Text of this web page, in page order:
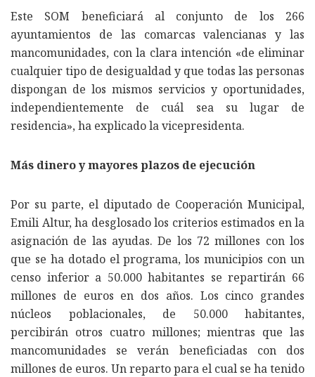
Este SOM beneficiará al conjunto de los 266
ayuntamientos de las comarcas valencianas y las
mancomunidades, con la clara intención «de eliminar
cualquier tipo de desigualdad y que todas las personas
dispongan de los mismos servicios y oportunidades,
independientemente de cuál sea su lugar de
residencia», ha explicado la vicepresidenta.
Más dinero y mayores plazos de ejecución
Por su parte, el diputado de Cooperación Municipal,
Emili Altur, ha desglosado los criterios estimados en la
asignación de las ayudas. De los 72 millones con los
que se ha dotado el programa, los municipios con un
censo inferior a 50.000 habitantes se repartirán 66
millones de euros en dos años. Los cinco grandes
núcleos poblacionales, de 50.000 habitantes,
percibirán otros cuatro millones; mientras que las
mancomunidades se verán beneficiadas con dos
millones de euros. Un reparto para el cual se ha tenido